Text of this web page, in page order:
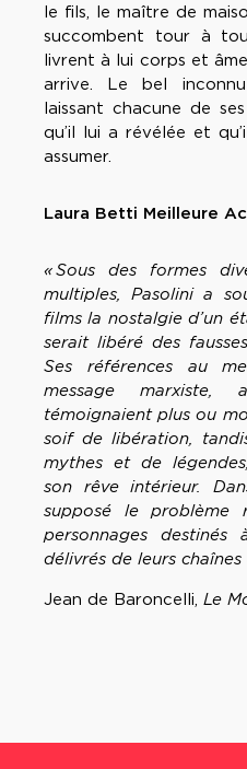
le fils, le maître de
succombent tour à
livrent à lui corps et
arrive. Le bel
laissant chacune de
qu’il lui a révélée et
assumer.
Laura Betti Meilleure
«Sous des formes
multiples, Pasolini a
films la nostalgie d’un
serait libéré des
Ses références au
message marxiste,
témoignaient plus ou
soif de libération,
mythes et de
son rêve intérieur.
supposé le problème
personnages destinés
délivrés de leurs chaînes
Jean de Baroncelli, Le